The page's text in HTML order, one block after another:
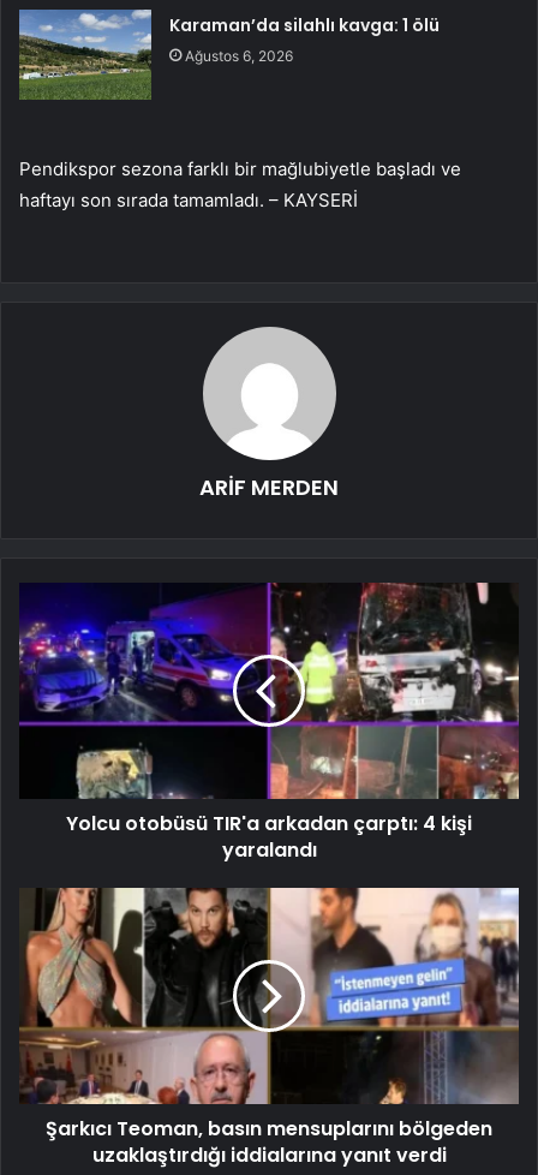
Karaman’da silahlı kavga: 1 ölü
Ağustos 6, 2026
Pendikspor sezona farklı bir mağlubiyetle başladı ve
haftayı son sırada tamamladı. – KAYSERİ
ARİF MERDEN
Yolcu otobüsü TIR'a arkadan çarptı: 4 kişi
yaralandı
Şarkıcı Teoman, basın mensuplarını bölgeden
uzaklaştırdığı iddialarına yanıt verdi